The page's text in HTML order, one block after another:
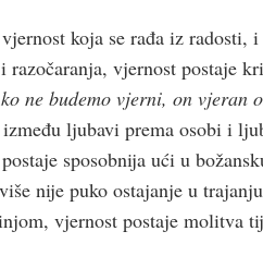
koja se rađa iz radosti,
razočaranja, vjernost postaje
ne budemo vjerni, on vjeran
ljubavi prema osobi i
sposobnija ući u
nije puko ostajanje u
vjernost postaje molitva